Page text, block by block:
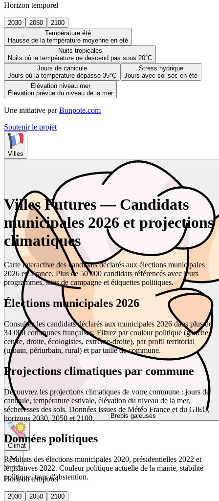
Horizon temporel
2030 2050
2100
Température été
Hausse de la température moyenne en été
Nuits tropicales
Nuits où la température ne descend pas sous 20°C
Jours de canicule
Jours où la température dépasse 35°C
Stress hydrique
Jours avec sol sec en été
Élévation niveau mer
Élévation prévue du niveau de la mer
Une initiative par Bonpote.com
Soutenir le projet
Villes
Brebis galeuses
Climat
Horizon temporel
2030 2050
2100
Villes Futures — Candidats
municipales 2026 et projections
climatiques
Carte interactive des candidats déclarés aux élections municipales
2026 en France. Plus de 50 000 candidats référencés avec leurs
programmes, sites de campagne et étiquettes politiques.
Élections municipales 2026
Consultez les candidats déclarés aux municipales 2026 dans plus de
34 000 communes françaises. Filtrez par couleur politique (gauche,
centre, droite, écologistes, extrême-droite), par profil territorial
(urbain, périurbain, rural) et par taille de commune.
Projections climatiques par commune
Découvrez les projections climatiques de votre commune : jours de
canicule, température estivale, élévation du niveau de la mer,
sécheresses des sols. Données issues de Météo France et du GIEC,
horizons 2030, 2050 et 2100.
Données politiques
Résultats des élections municipales 2020, présidentielles 2022 et
législatives 2022. Couleur politique actuelle de la mairie, stabilité
politique, taux d'abstention.